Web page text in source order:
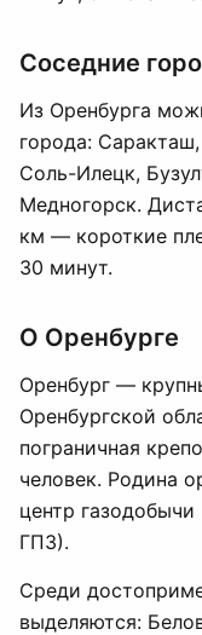
Соседние
Из Оренбурга
города:
Соль-Илецк,
Медногорск.
км — короткие
30 минут.
О Оренбурге
Оренбург —
Оренбургской
пограничная
человек. Родина
центр
ГПЗ).
Среди
выделяются: